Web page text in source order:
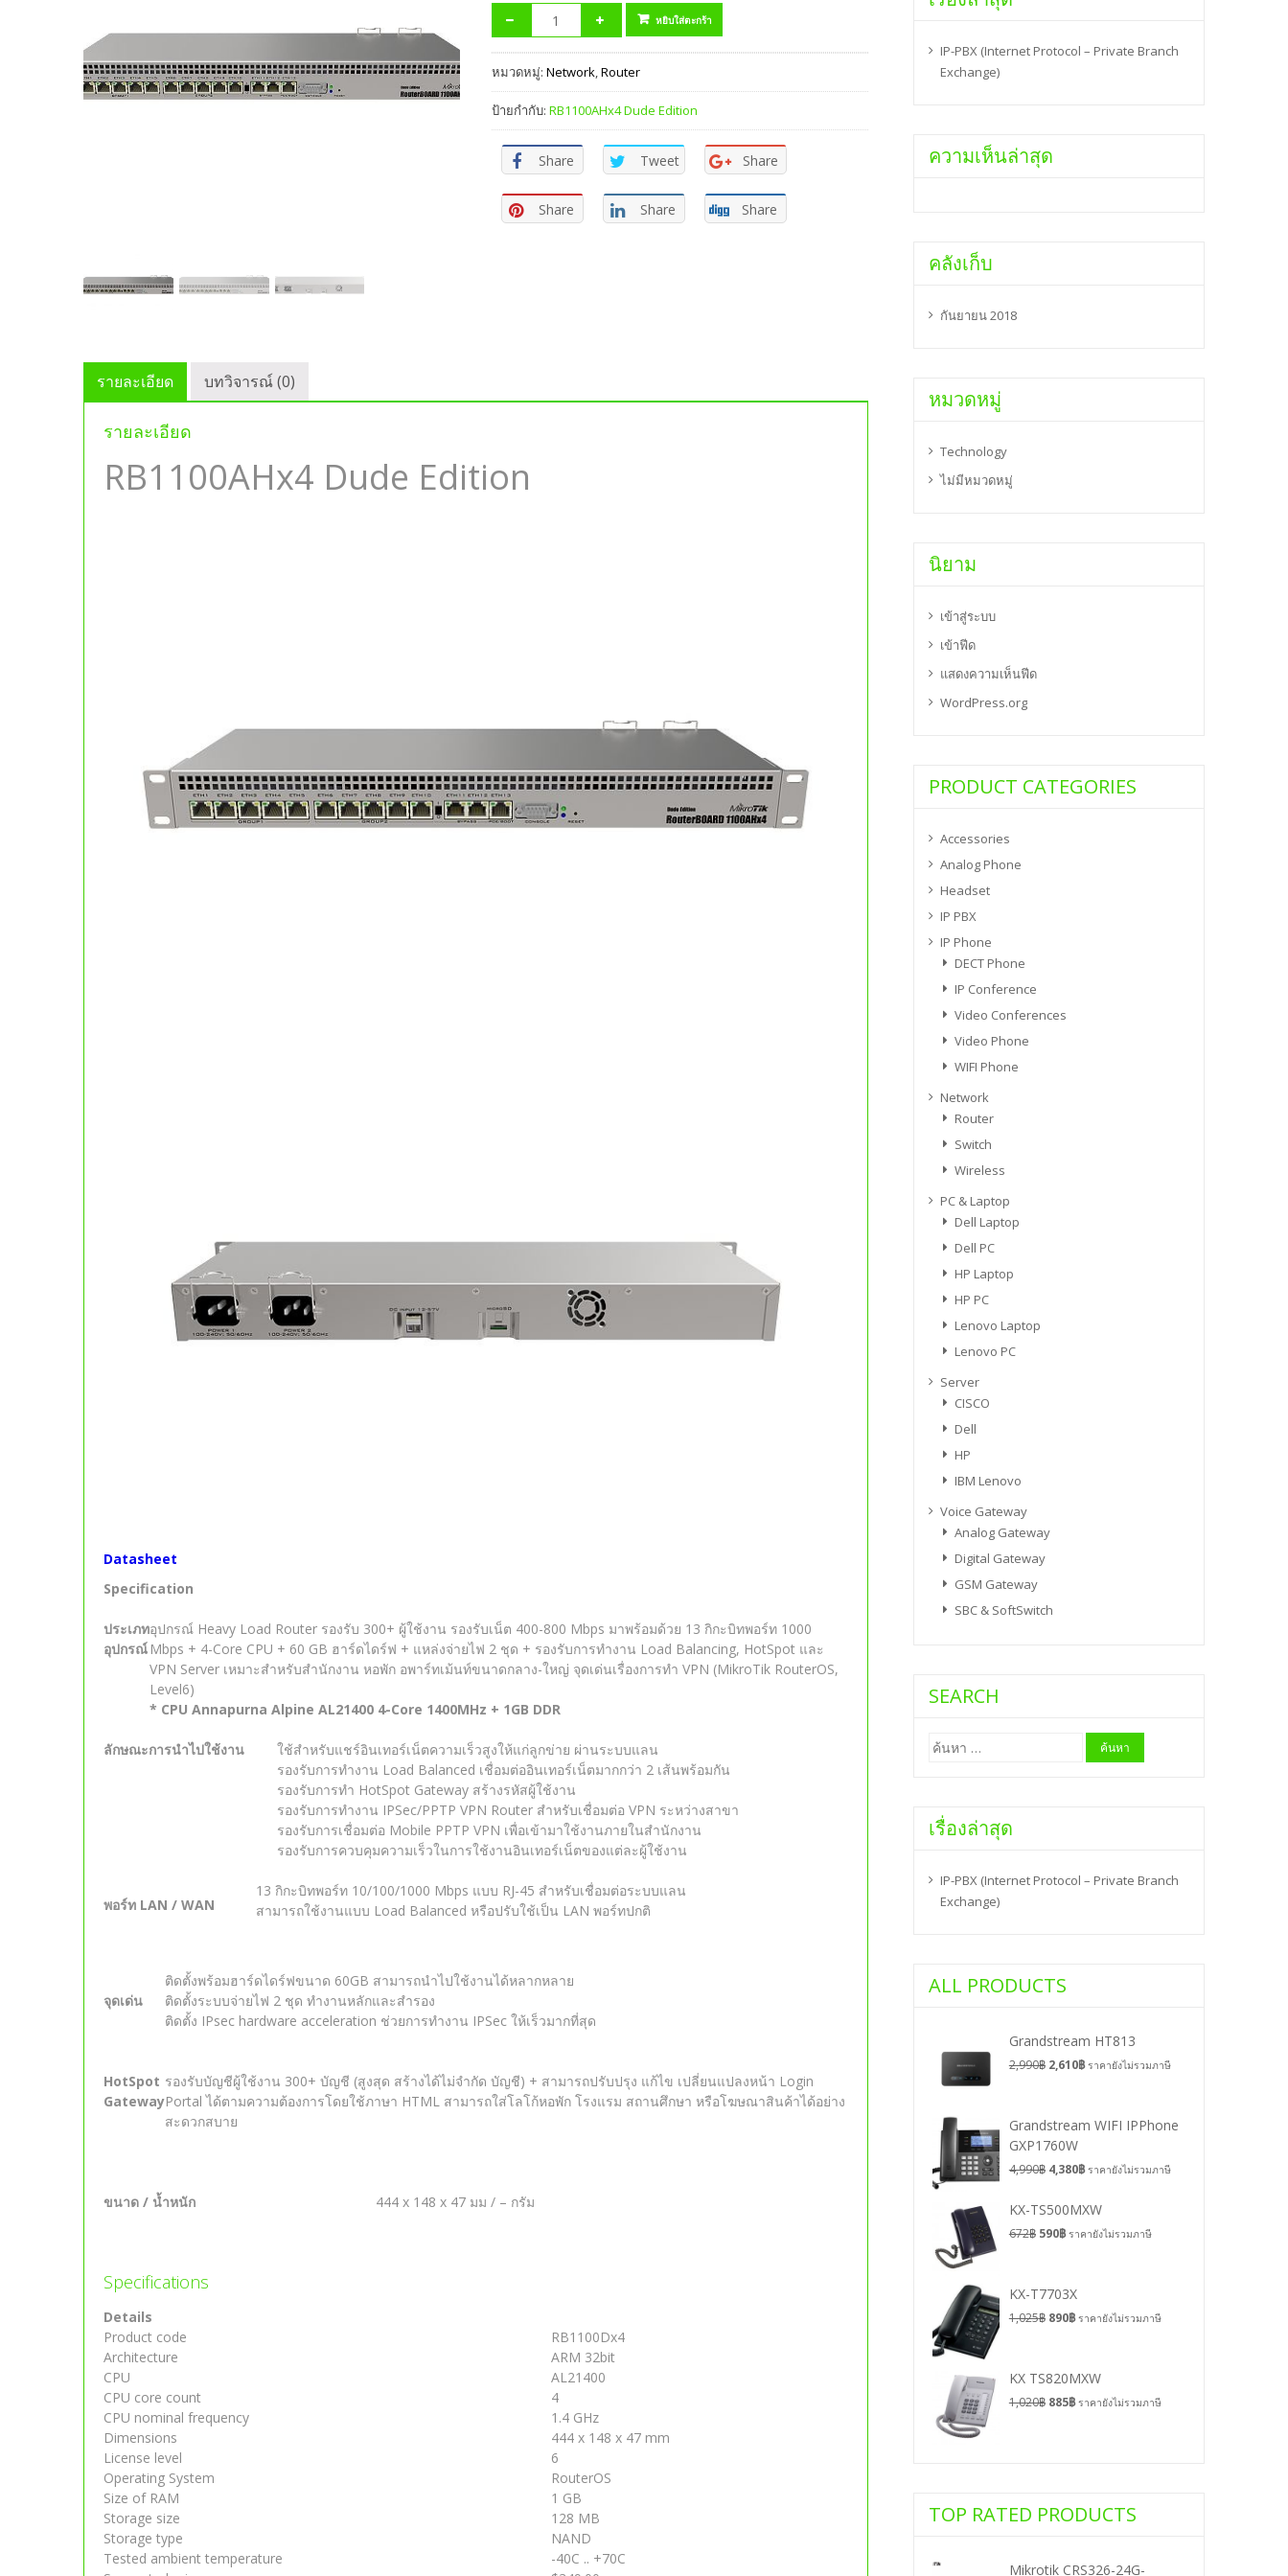
หยิบใส่ตะกร้า
หมวดหมู่: Network,Router
ป้ายกำกับ: RB1100AHx4 Dude Edition
Share Tweet Share
Share Share Share
รายละเอียด บทวิจารณ์ (0)
รายละเอียด
RB1100AHx4 Dude Edition
Datasheet
Specification
ประเภท
อุปกรณ์
อุปกรณ์ Heavy Load Router รองรับ 300+ ผู้ใช้งาน รองรับเน็ต 400-800 Mbps มาพร้อมด้วย 13 กิกะบิทพอร์ท 1000
Mbps + 4-Core CPU + 60 GB ฮาร์ดไดร์ฟ + แหล่งจ่ายไฟ 2 ชุด + รองรับการทำงาน Load Balancing, HotSpot และ
VPN Server เหมาะสำหรับสำนักงาน หอพัก อพาร์ทเม้นท์ขนาดกลาง-ใหญ่ จุดเด่นเรื่องการทำ VPN (MikroTik RouterOS,
Level6)
* CPU Annapurna Alpine AL21400 4-Core 1400MHz + 1GB DDR
ลักษณะการนำไปใช้งาน
ใช้สำหรับแชร์อินเทอร์เน็ตความเร็วสูงให้แก่ลูกข่าย ผ่านระบบแลน
รองรับการทำงาน Load Balanced เชื่อมต่ออินเทอร์เน็ตมากกว่า 2 เส้นพร้อมกัน
รองรับการทำ HotSpot Gateway สร้างรหัสผู้ใช้งาน
รองรับการทำงาน IPSec/PPTP VPN Router สำหรับเชื่อมต่อ VPN ระหว่างสาขา
รองรับการเชื่อมต่อ Mobile PPTP VPN เพื่อเข้ามาใช้งานภายในสำนักงาน
รองรับการควบคุมความเร็วในการใช้งานอินเทอร์เน็ตของแต่ละผู้ใช้งาน
พอร์ท LAN / WAN
13 กิกะบิทพอร์ท 10/100/1000 Mbps แบบ RJ-45 สำหรับเชื่อมต่อระบบแลน
สามารถใช้งานแบบ Load Balanced หรือปรับใช้เป็น LAN พอร์ทปกติ
จุดเด่น
ติดตั้งพร้อมฮาร์ดไดร์ฟขนาด 60GB สามารถนำไปใช้งานได้หลากหลาย
ติดตั้งระบบจ่ายไฟ 2 ชุด ทำงานหลักและสำรอง
ติดตั้ง IPsec hardware acceleration ช่วยการทำงาน IPSec ให้เร็วมากที่สุด
HotSpot
Gateway
รองรับบัญชีผู้ใช้งาน 300+ บัญชี (สูงสุด สร้างได้ไม่จำกัด บัญชี) + สามารถปรับปรุง แก้ไข เปลี่ยนแปลงหน้า Login
Portal ได้ตามความต้องการโดยใช้ภาษา HTML สามารถใส่โลโก้หอพัก โรงแรม สถานศึกษา หรือโฆษณาสินค้าได้อย่าง
สะดวกสบาย
ขนาด / น้ำหนัก 444 x 148 x 47 มม / – กรัม
Specifications
Details
Product code
RB1100Dx4
Architecture
ARM 32bit
CPU
AL21400
CPU core count
4
CPU nominal frequency
1.4 GHz
Dimensions
444 x 148 x 47 mm
License level
6
Operating System
RouterOS
Size of RAM
1 GB
Storage size
128 MB
Storage type
NAND
Tested ambient temperature
-40C .. +70C
IP-PBX (Internet Protocol – Private Branch
Exchange)
ความเห็นล่าสุด
คลังเก็บ
กันยายน 2018
หมวดหมู่
Technology
ไม่มีหมวดหมู่
นิยาม
เข้าสู่ระบบ
เข้าฟีด
แสดงความเห็นฟีด
WordPress.org
PRODUCT CATEGORIES
Accessories
Analog Phone
Headset
IP PBX
IP Phone
DECT Phone
IP Conference
Video Conferences
Video Phone
WIFI Phone
Network
Router
Switch
Wireless
PC & Laptop
Dell Laptop
Dell PC
HP Laptop
HP PC
Lenovo Laptop
Lenovo PC
Server
CISCO
Dell
HP
IBM Lenovo
Voice Gateway
Analog Gateway
Digital Gateway
GSM Gateway
SBC & SoftSwitch
SEARCH
ค้นหา
สำหรับ:
เรื่องล่าสุด
IP-PBX (Internet Protocol – Private Branch
Exchange)
ALL PRODUCTS
Grandstream HT813
2,990฿ 2,610฿ ราคายังไม่รวมภาษี
Grandstream WIFI IPPhone
GXP1760W
4,990฿ 4,380฿ ราคายังไม่รวมภาษี
KX-TS500MXW
672฿ 590฿ ราคายังไม่รวมภาษี
KX-T7703X
1,025฿ 890฿ ราคายังไม่รวมภาษี
KX TS820MXW
1,020฿ 885฿ ราคายังไม่รวมภาษี
TOP RATED PRODUCTS
Mikrotik CRS326-24G-